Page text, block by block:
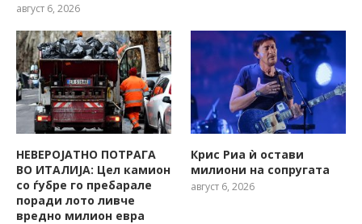
август 6, 2026
НЕВЕРОЈАТНО ПОТРАГА
ВО ИТАЛИЈА: Цел камион
со ѓубре го пребарале
поради лото ливче
вредно милион евра
Крис Риа ѝ остави
милиони на сопругата
август 6, 2026